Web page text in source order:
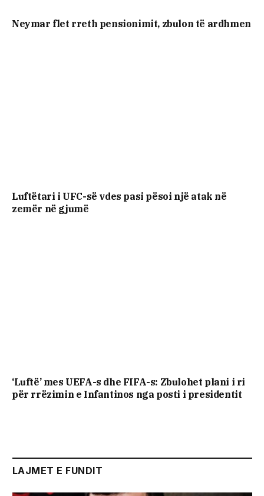
Neymar flet rreth pensionimit, zbulon të ardhmen
Luftëtari i UFC-së vdes pasi pësoi një atak në
zemër në gjumë
‘Luftë’ mes UEFA-s dhe FIFA-s: Zbulohet plani i ri
për rrëzimin e Infantinos nga posti i presidentit
LAJMET E FUNDIT